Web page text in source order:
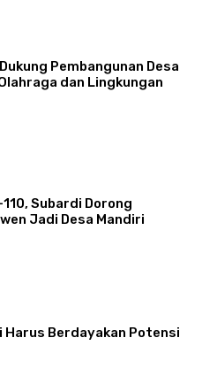
Pembangunan Desa
dan Lingkungan
Subardi Dorong
Jadi Desa Mandiri
Harus Berdayakan Potensi